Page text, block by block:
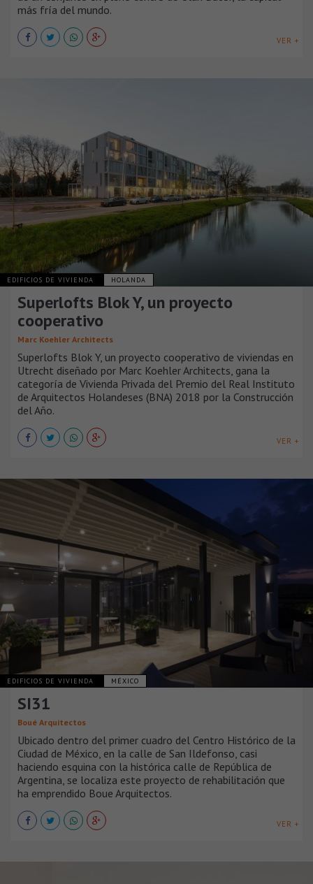
más fría del mundo.
VER +
EDIFICIOS DE VIVIENDA HOLANDA
Superlofts Blok Y, un proyecto
cooperativo
Marc Koehler Architects
Superlofts Blok Y, un proyecto cooperativo de viviendas en
Utrecht diseñado por Marc Koehler Architects, gana la
categoría de Vivienda Privada del Premio del Real Instituto
de Arquitectos Holandeses (BNA) 2018 por la Construcción
del Año.
VER +
EDIFICIOS DE VIVIENDA MÉXICO
SI31
Boué Arquitectos
Ubicado dentro del primer cuadro del Centro Histórico de la
Ciudad de México, en la calle de San Ildefonso, casi
haciendo esquina con la histórica calle de República de
Argentina, se localiza este proyecto de rehabilitación que
ha emprendido Boue Arquitectos.
VER +